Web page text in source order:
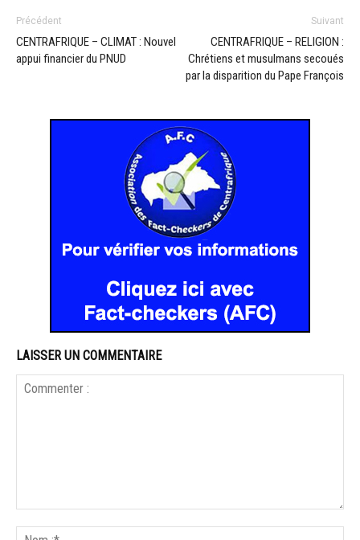
Précédent
CENTRAFRIQUE – CLIMAT : Nouvel
appui financier du PNUD
Suivant
CENTRAFRIQUE – RELIGION :
Chrétiens et musulmans secoués
par la disparition du Pape François
LAISSER UN COMMENTAIRE